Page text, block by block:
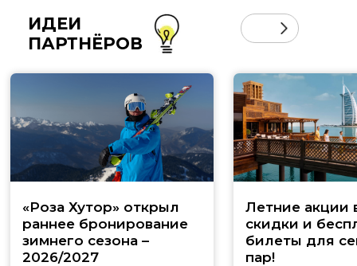
ИДЕИ
ПАРТНЁРОВ
«Роза Хутор» открыл
раннее бронирование
зимнего сезона –
2026/2027
Летние акции
скидки и
билеты для
пар!